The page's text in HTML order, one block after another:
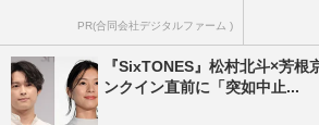
PR(合同会社デジタルファーム )
『SixTONES』松村北斗×芳根
ンクイン直前に「突如中止...